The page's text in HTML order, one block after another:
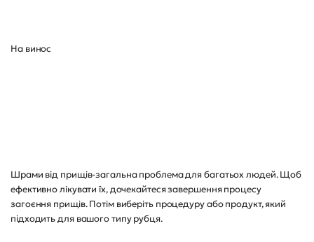
На винос
Шрами від прищів-загальна проблема для багатьох людей. Щоб
ефективно лікувати їх, дочекайтеся завершення процесу
загоєння прищів. Потім виберіть процедуру або продукт, який
підходить для вашого типу рубця.